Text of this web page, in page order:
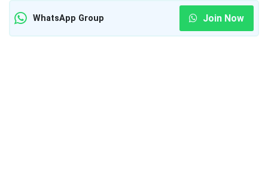
WhatsApp Group Join Now